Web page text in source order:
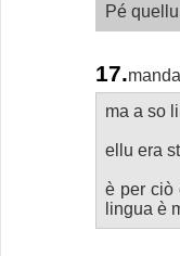
Pé
17.
ma a so
ellu era
è per ciò
lingua è